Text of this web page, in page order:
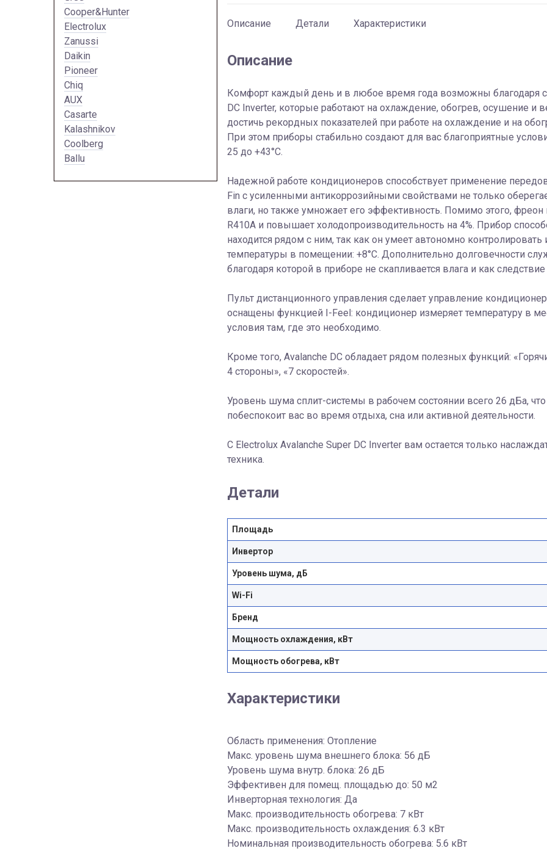
Описание Детали Характеристики
Описание
Комфорт каждый день и в любое время года возможны благодаря
DC Inverter, которые работают на охлаждение, обогрев, осушение и
достичь рекордных показателей при работе на охлаждение и на
При этом приборы стабильно создают для вас благоприятные
25 до +43°С.
Надежной работе кондиционеров способствует применение
Fin с усиленными антикоррозийными свойствами не только
влаги, но также умножает его эффективность. Помимо этого,
R410A и повышает холодопроизводительность на 4%. Прибор
находится рядом с ним, так как он умеет автономно
температуры в помещении: +8°С. Дополнительно долговечности
благодаря которой в приборе не скапливается влага и как
Пульт дистанционного управления сделает управление
оснащены функцией I-Feel: кондиционер измеряет температуру в
условия там, где это необходимо.
Кроме того, Avalanche DC обладает рядом полезных функций:
4 стороны», «7 скоростей».
Уровень шума сплит-системы в рабочем состоянии всего 26 дБа,
побеспокоит вас во время отдыха, сна или активной деятельности.
С Electrolux Avalanche Super DC Inverter вам остается только
техника.
Детали
Площадь
Инвертор
Уровень шума, дБ
Wi-Fi
Бренд
Мощность охлаждения, кВт
Мощность обогрева, кВт
Характеристики
Область применения: Отопление
Макс. уровень шума внешнего блока: 56 дБ
Уровень шума внутр. блока: 26 дБ
Эффективен для помещ. площадью до: 50 м2
Инверторная технология: Да
Макс. производительность обогрева: 7 кВт
Макс. производительность охлаждения: 6.3 кВт
Номинальная производительность обогрева: 5.6 кВт
Cooper&Hunter
Electrolux
Zanussi
Daikin
Pioneer
Chiq
AUX
Casarte
Kalashnikov
Coolberg
Ballu